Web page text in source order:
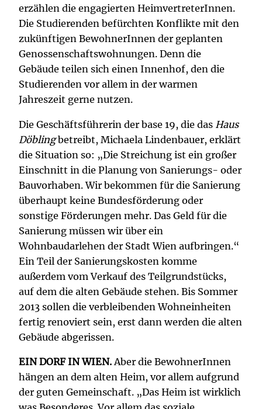
erzählen die engagierten HeimvertreterInnen.
Die Studierenden befürchten Konflikte mit den
zukünftigen BewohnerInnen der geplanten
Genossenschaftswohnungen. Denn die
Gebäude teilen sich einen Innenhof, den die
Studierenden vor allem in der warmen
Jahreszeit gerne nutzen.
Die Geschäftsführerin der base 19, die das Haus
Döblingbetreibt, Michaela Lindenbauer, erklärt
die Situation so: „Die Streichung ist ein großer
Einschnitt in die Planung von Sanierungs- oder
Bauvorhaben. Wir bekommen für die Sanierung
überhaupt keine Bundesförderung oder
sonstige Förderungen mehr. Das Geld für die
Sanierung müssen wir über ein
Wohnbaudarlehen der Stadt Wien aufbringen.“
Ein Teil der Sanierungskosten komme
außerdem vom Verkauf des Teilgrundstücks,
auf dem die alten Gebäude stehen. Bis Sommer
2013 sollen die verbleibenden Wohneinheiten
fertig renoviert sein, erst dann werden die alten
Gebäude abgerissen.
EIN DORF IN WIEN. Aber die BewohnerInnen
hängen an dem alten Heim, vor allem aufgrund
der guten Gemeinschaft. „Das Heim ist wirklich